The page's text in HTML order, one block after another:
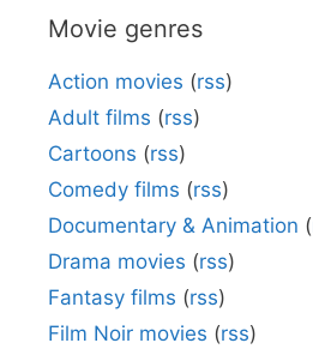
Movie genres
Action movies (rss)
Adult films (rss)
Cartoons (rss)
Comedy films (rss)
Documentary & Animation (
Drama movies (rss)
Fantasy films (rss)
Film Noir movies (rss)